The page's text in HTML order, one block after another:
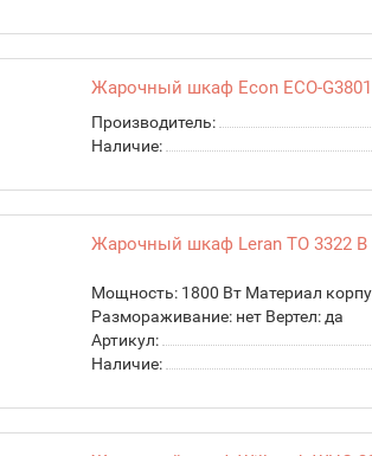
Жарочный шкаф Econ ECO-
Производитель:
Наличие:
Жарочный шкаф Leran TO 3322 B
Мощность: 1800 Вт Материал
Размораживание: нет Вертел: да
Артикул:
Наличие: